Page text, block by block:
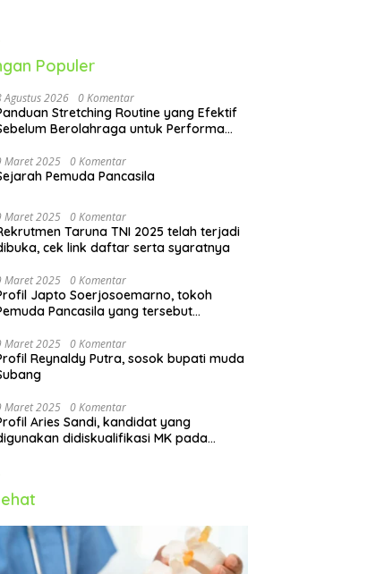
Populer
Agustus 2026 0 Komentar
Stretching Routine yang Efektif
Berolahraga untuk Performa
Maret 2025 0 Komentar
Pemuda Pancasila
Maret 2025 0 Komentar
Taruna TNI 2025 telah terjadi
cek link daftar serta syaratnya
Maret 2025 0 Komentar
Japto Soerjosoemarno, tokoh
Pancasila yang tersebut
Maret 2025 0 Komentar
Reynaldy Putra, sosok bupati muda
Maret 2025 0 Komentar
Aries Sandi, kandidat yang
didiskualifikasi MK pada